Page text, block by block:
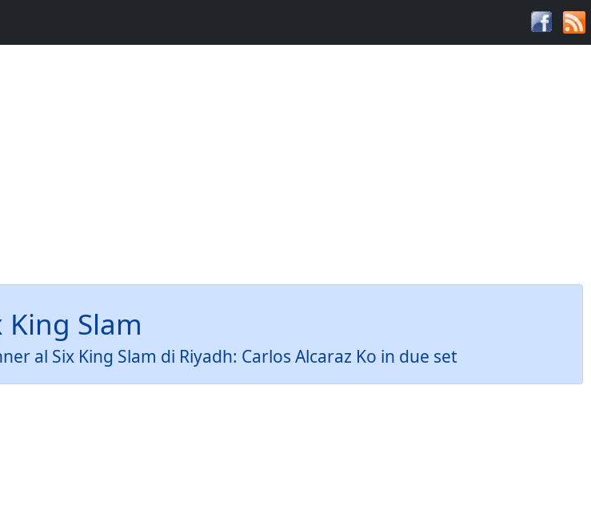
King Slam
al Six King Slam di Riyadh: Carlos Alcaraz Ko in due set